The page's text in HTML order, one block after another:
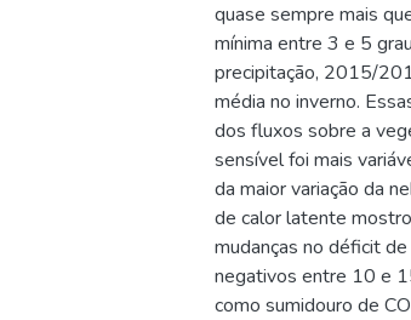
quase sempre mais
mínima entre 3 e 5
precipitação, 2015/
média no inverno.
dos fluxos sobre a
sensível foi mais
da maior variação da
de calor latente
mudanças no déficit
negativos entre 10 e
como sumidouro de